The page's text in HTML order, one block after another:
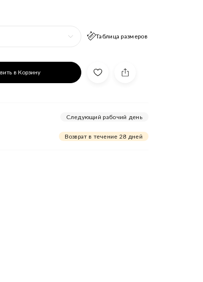
Таблица размеров
в Корзину
Следующий рабочий день
Возврат в течение 28 дней